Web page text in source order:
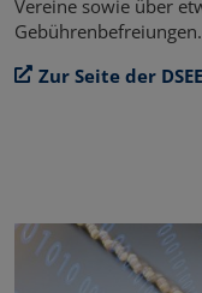
Vereine sowie über
Gebührenbefreiungen.
Zur Seite der